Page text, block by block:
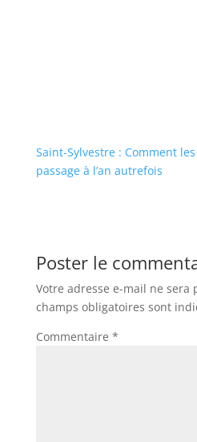
Saint-Sylvestre : Comment
passage à l’an autrefois
Poster le
Votre adresse e-mail ne sera
champs obligatoires sont
Commentaire *